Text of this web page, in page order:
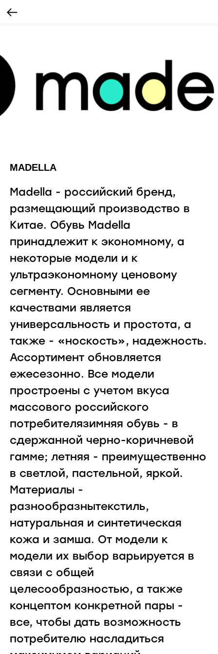
MADELLA
Madella - российский бренд,
размещающий производство в
Китае. Обувь Madella
принадлежит к экономному, а
некоторые модели и к
ультраэкономному ценовому
сегменту. Основными ее
качествами является
универсальность и простота, а
также - «носкость», надежность.
Ассортимент обновляется
ежесезонно. Все модели
простроены с учетом вкуса
массового российского
потребителязимняя обувь - в
сдержанной черно-коричневой
гамме; летняя - преимущественно
в светлой, пастельной, яркой.
Материалы -
разнообразнытекстиль,
натуральная и синтетическая
кожа и замша. От модели к
модели их выбор варьируется в
связи с общей
целесообразностью, а также
концептом конкретной пары -
все, чтобы дать возможность
потребителю насладиться